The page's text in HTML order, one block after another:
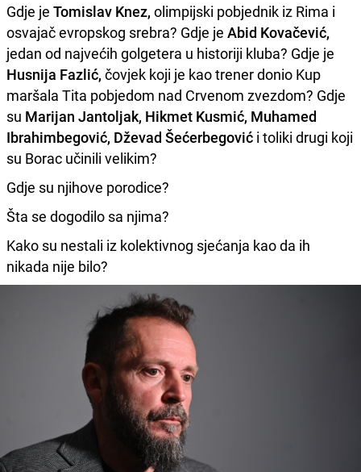
Gdje je Tomislav Knez, olimpijski pobjednik iz Rima i
osvajač evropskog srebra? Gdje je Abid Kovačević,
jedan od najvećih golgetera u historiji kluba? Gdje je
Husnija Fazlić, čovjek koji je kao trener donio Kup
maršala Tita pobjedom nad Crvenom zvezdom? Gdje
su Marijan Jantoljak, Hikmet Kusmić, Muhamed
Ibrahimbegović, Dževad Šećerbegović i toliki drugi koji
su Borac učinili velikim?
Gdje su njihove porodice?
Šta se dogodilo sa njima?
Kako su nestali iz kolektivnog sjećanja kao da ih
nikada nije bilo?